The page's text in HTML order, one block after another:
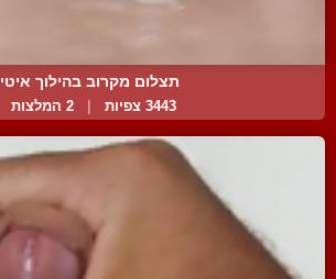
תצלום מקרוב בהילוך איטי
3443 צפיות | 2 המלצות